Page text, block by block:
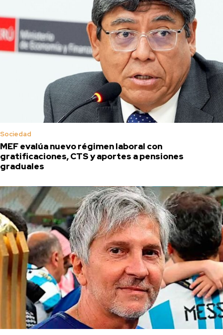
Sociedad
MEF evalúa nuevo régimen laboral con
gratificaciones, CTS y aportes a pensiones
graduales